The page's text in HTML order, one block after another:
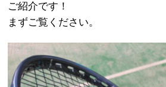
ご紹介です！
まずご覧ください。